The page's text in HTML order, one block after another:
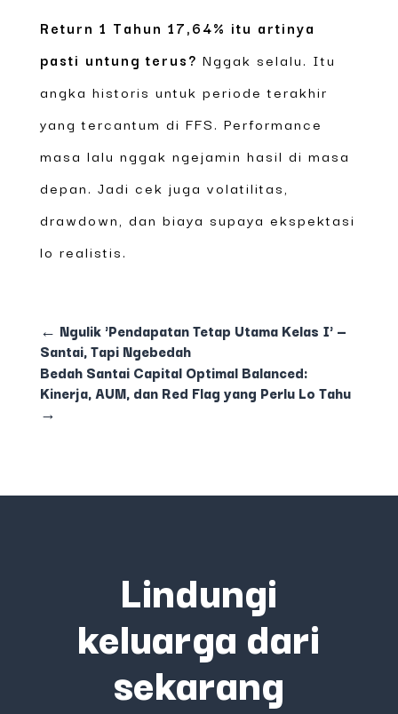
Return 1 Tahun 17,64% itu artinya
pasti untung terus? Nggak selalu. Itu
angka historis untuk periode terakhir
yang tercantum di FFS. Performance
masa lalu nggak ngejamin hasil di masa
depan. Jadi cek juga volatilitas,
drawdown, dan biaya supaya ekspektasi
lo realistis.
← Ngulik 'Pendapatan Tetap Utama Kelas I' —
Santai, Tapi Ngebedah
Bedah Santai Capital Optimal Balanced:
Kinerja, AUM, dan Red Flag yang Perlu Lo Tahu
→
Lindungi
keluarga dari
sekarang